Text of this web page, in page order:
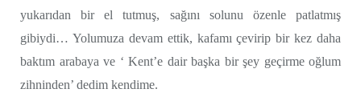
yukarıdan bir el tutmuş, sağını solunu özenle patlatmış
gibiydi… Yolumuza devam ettik, kafamı çevirip bir kez daha
baktım arabaya ve ‘ Kent’e dair başka bir şey geçirme oğlum
zihninden’ dedim kendime.